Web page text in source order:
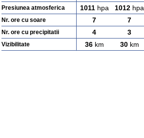
Presiunea atmosferica 1011hpa 1012 hpa
Nr. ore cu soare 7 7
Nr. ore cu precipitatii 4 3
Vizibilitate 36km 30km